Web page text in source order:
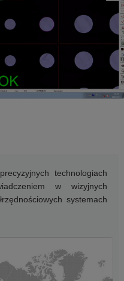
technologiach
w wizyjnych
systemach